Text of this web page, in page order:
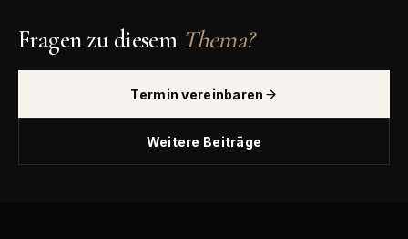
Fragen zu diesem Thema?
Termin vereinbaren
Weitere Beiträge